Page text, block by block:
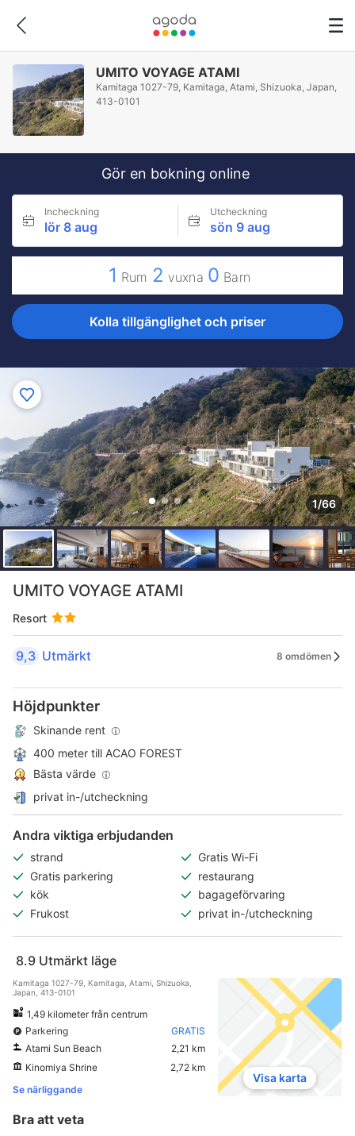
UMITO VOYAGE ATAMI
Kamitaga 1027-79, Kamitaga, Atami, Shizuoka, Japan,
413-0101
Gör en bokning online
Incheckning
lör 8 aug
Utcheckning
sön 9 aug
1 Rum 2 vuxna 0 Barn
Kolla tillgänglighet och priser
1/66
UMITO VOYAGE ATAMI
Resort
9,3 Utmärkt 8 omdömen
Höjdpunkter
Skinande rent
400 meter till ACAO FOREST
Bästa värde
privat in-/utcheckning
Andra viktiga erbjudanden
strand
Gratis Wi-Fi
Gratis parkering
restaurang
kök
bagageförvaring
Frukost
privat in-/utcheckning
8.9 Utmärkt läge
Kamitaga 1027-79, Kamitaga, Atami, Shizuoka,
Japan, 413-0101
1,49 kilometer från centrum
Parkering
GRATIS
Atami Sun Beach
2,21 km
Kinomiya Shrine
2,72 km
Se närliggande
Visa karta
Bra att veta